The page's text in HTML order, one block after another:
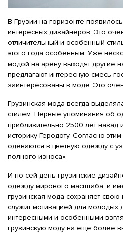
В Грузии на горизонте
интересных дизайнеров. Это
отличительный и особенный
этого года особенным. Уже
модой на арену выходят другие
предлагают интересную смесь
заинтересованы в моде. Это
Грузинская мода всегда
стилем. Первые упоминания об
приблизительно 2500 лет назад
историку Геродоту. Согласно
одеваются в цветную одежду с
полного износа».
И по сей день грузинские
одежду мирового масштаба, и
грузинская мода сохраняет
служит мотивацией для
интересными и особенными
грузинскую моду на ещё более